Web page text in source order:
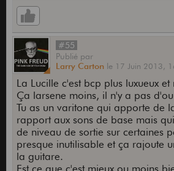
#55
Publié par
Larry Carton le 17 Juin 2013,
La Lucille c'est bcp plus luxueux et
Ça larsene moins, il n'y a pas
Tu as un varitone qui apporte de
rapport aux sons de base mais
de niveau de sortie sur certaines
presque inutilisable et ça rajoute
la guitare.